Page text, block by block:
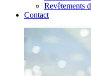
Revêtements
Contact